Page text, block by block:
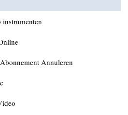
Annuleren